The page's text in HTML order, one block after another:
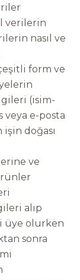
verilerin
nasıl ve
form ve
(isim-
veya e-posta
doğası
ve
alıp
üye olurken
sonra